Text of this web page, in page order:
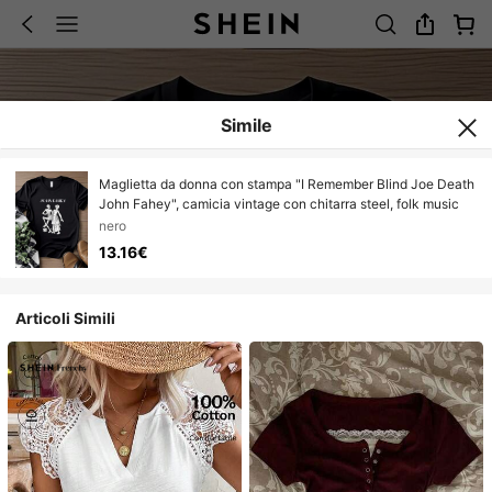
Simile
Maglietta da donna con stampa "I Remember Blind Joe Death
John Fahey", camicia vintage con chitarra steel, folk music
nero
13.16€
Articoli Simili